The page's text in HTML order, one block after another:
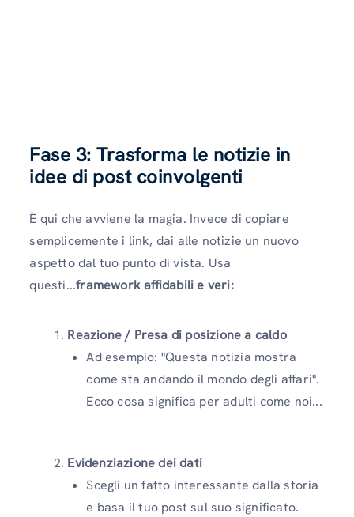
Fase 3: Trasforma le notizie in
idee di post coinvolgenti
È qui che avviene la magia. Invece di copiare
semplicemente i link, dai alle notizie un nuovo
aspetto dal tuo punto di vista. Usa
questi...framework affidabili e veri:
Reazione / Presa di posizione a caldo
Ad esempio: "Questa notizia mostra
come sta andando il mondo degli affari".
Ecco cosa significa per adulti come noi...
Evidenziazione dei dati
Scegli un fatto interessante dalla storia
e basa il tuo post sul suo significato.